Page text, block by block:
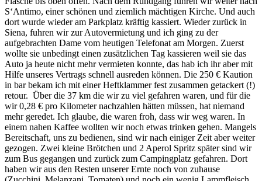
S‘Antimo, einer schönen und ziemlich mächtigen Kirche. Und auch
dort wurde wieder am Parkplatz kräftig kassiert. Wieder zurück in
Siena, fuhren wir zur Autovermietung und ich ging zu der
aufgebrachten Dame vom heutigen Telefonat am Morgen. Zuerst
wollte sie unbedingt einen zusätzlichen Tag kassieren weil sie das
Auto ja heute nicht mehr vermieten konnte, das hab ich ihr aber mit
Hilfe unseres Vertrags schnell ausreden können. Die 250 € Kaution
in bar bekam ich mit einer Heftklammer fest zusammen getackert (!)
retour. Über die 37 km die wir zu viel gefahren waren, und für die
wir 0,28 € pro Kilometer nachzahlen hätten müssen, hat niemand
mehr geredet. Ich glaube, die waren froh, dass wir weg waren. In
einem nahen Kaffee wollten wir noch etwas trinken gehen. Mangels
Bereitschaft, uns zu bedienen, sind wir nach einiger Zeit aber weiter
gezogen. Zwei kleine Brötchen und 2 Aperol Spritz später sind wir
zum Bus gegangen und zurück zum Campingplatz gefahren. Dort
haben wir aus den Resten unserer Ernte noch von zuhause